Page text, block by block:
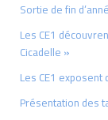
Sortie de fin
Les CE1
Cicadelle »
Les CE1
Présentation des